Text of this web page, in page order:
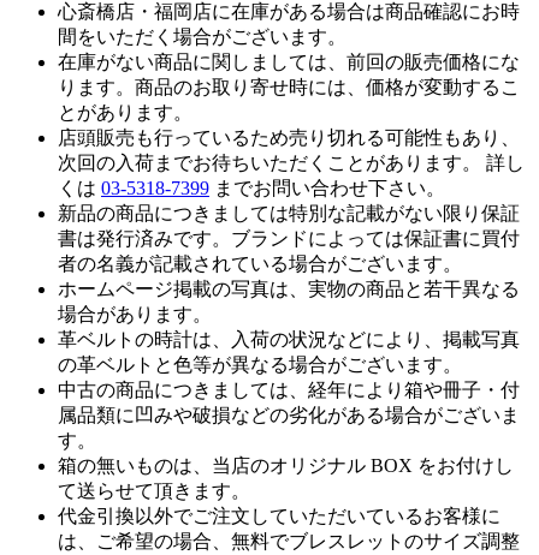
心斎橋店・福岡店に在庫がある場合は商品確認にお時
間をいただく場合がございます。
在庫がない商品に関しましては、前回の販売価格にな
ります。商品のお取り寄せ時には、価格が変動するこ
とがあります。
店頭販売も行っているため売り切れる可能性もあり、
次回の入荷までお待ちいただくことがあります。 詳し
くは 03-5318-7399 までお問い合わせ下さい。
新品の商品につきましては特別な記載がない限り保証
書は発行済みです。ブランドによっては保証書に買付
者の名義が記載されている場合がございます。
ホームページ掲載の写真は、実物の商品と若干異なる
場合があります。
革ベルトの時計は、入荷の状況などにより、掲載写真
の革ベルトと色等が異なる場合がございます。
中古の商品につきましては、経年により箱や冊子・付
属品類に凹みや破損などの劣化がある場合がございま
す。
箱の無いものは、当店のオリジナル BOX をお付けし
て送らせて頂きます。
代金引換以外でご注文していただいているお客様に
は、ご希望の場合、無料でブレスレットのサイズ調整